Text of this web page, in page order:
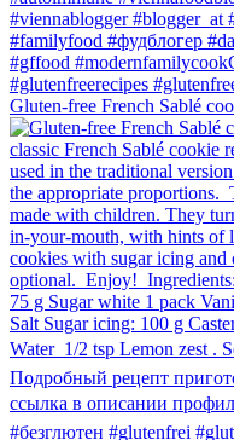
Gluten-free French Sablé